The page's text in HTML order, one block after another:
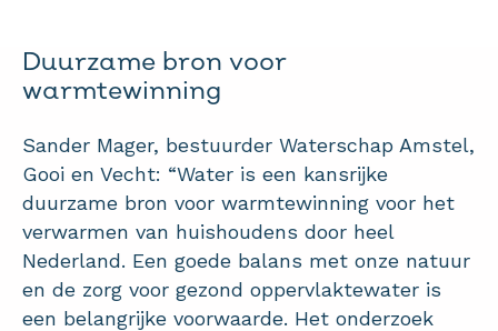
Duurzame bron voor
warmtewinning
Sander Mager, bestuurder Waterschap Amstel,
Gooi en Vecht: “Water is een kansrijke
duurzame bron voor warmtewinning voor het
verwarmen van huishoudens door heel
Nederland. Een goede balans met onze natuur
en de zorg voor gezond oppervlaktewater is
een belangrijke voorwaarde. Het onderzoek